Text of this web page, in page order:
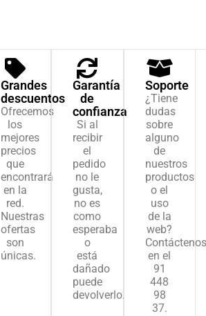
Grandes
descuentos
Ofrecemos
los
mejores
precios
que
encontrará
en la
red.
Nuestras
ofertas
son
únicas.
Garantía
de
confianza
Si al
recibir
el
pedido
no le
gusta,
no es
como
esperaba
o
está
dañado
puede
devolverlo.
Soporte
¿Tiene
dudas
sobre
alguno
de
nuestros
productos
o el
uso
de la
web?
Contáctenos
en el
91
448
98
37.